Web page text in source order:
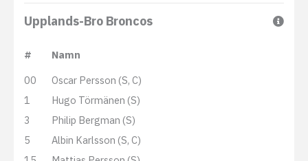
Upplands-Bro Broncos
#
Namn
00
Oscar Persson (S, C)
1
Hugo Törmänen (S)
3
Philip Bergman (S)
5
Albin Karlsson (S, C)